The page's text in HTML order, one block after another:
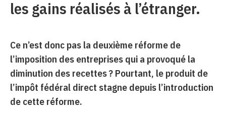
les gains réalisés à l’étranger.
Ce n’est donc pas la deuxième réforme de
l’imposition des entreprises qui a provoqué la
diminution des recettes ? Pourtant, le produit de
l’impôt fédéral direct stagne depuis l’introduction
de cette réforme.